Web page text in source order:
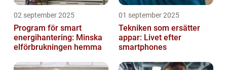
02 september 2025
Program för smart
energihantering: Minska
elförbrukningen hemma
01 september 2025
Tekniken som ersätter
appar: Livet efter
smartphones